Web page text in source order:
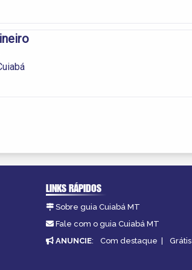
LINKS RÁPIDOS
Sobre guia Cuiabá MT
Fale com o guia Cuiabá MT
ANUNCIE: Com destaque | Grátis